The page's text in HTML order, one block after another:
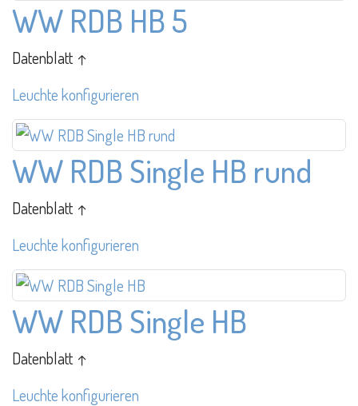
WW RDB HB 5
Datenblatt ↑
Leuchte konfigurieren
WW RDB Single HB rund
Datenblatt ↑
Leuchte konfigurieren
WW RDB Single HB
Datenblatt ↑
Leuchte konfigurieren